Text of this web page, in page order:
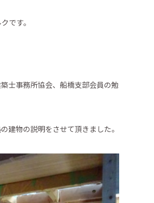
です。
士事務所協会、船橋支部会員の勉
建物の説明をさせて頂きました。